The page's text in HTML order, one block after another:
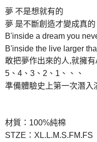
每筆NT$65，滿NT$1,000(
7-11取貨付款
每筆NT$65，滿NT$1,000(
付款後7-11取貨
每筆NT$65，滿NT$1,000(
夢 不是想就有的
夢 是不斷創造才變成真的
B'inside a dream you
B'inside the live larger
敢把夢作出來的人,就擁
5、4、3、2、1、、、
準備體驗史上第一次潛入
材質：100%純棉
STZE：XL.L.M.S.FM.FS